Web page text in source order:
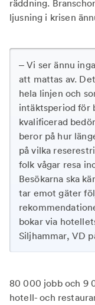
räddning.
ljusning i krisen
– Vi ser ännu
att mattas av.
hela linjen och
intäktsperiod för
kvalificerad
beror på hur
på vilka
folk vågar resa
Besökarna ska
tar emot gäter
bokar via
Siljhammar, VD
80 000 jobb och 9
hotell- och